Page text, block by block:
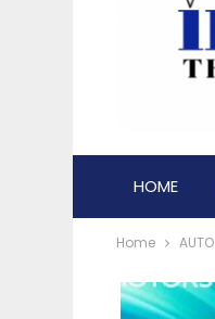
HOME
Home AUTO